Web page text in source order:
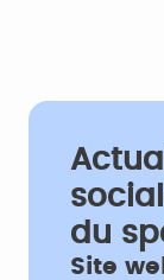
du
Site